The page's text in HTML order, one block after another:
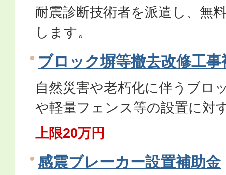
耐震診断技術者を派遣し、無
します。
ブロック塀等撤去改修工事
自然災害や老朽化に伴うブロ
や軽量フェンス等の設置に対
上限20万円
感震ブレーカー設置補助金